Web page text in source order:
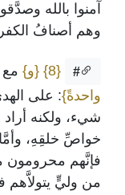
آمنوا بالله
وهم أصنافُ
#
{8} {و} مع
واحدةً}: على
شيء، ولكنه
خواصِّ خلقِهِ،
فإنَّهم محرومون
من وليٍّ يتولاَّهم